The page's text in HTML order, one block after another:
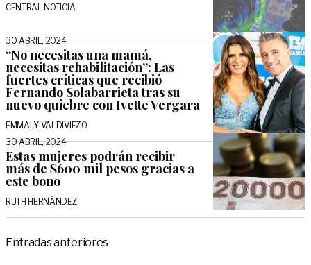
CENTRAL NOTICIA
30 ABRIL, 2024
“No necesitas una mamá,
necesitas rehabilitación”: Las
fuertes críticas que recibió
Fernando Solabarrieta tras su
nuevo quiebre con Ivette Vergara
EMMALY VALDIVIEZO
30 ABRIL, 2024
Estas mujeres podrán recibir
más de $600 mil pesos gracias a
este bono
RUTH HERNÁNDEZ
Navegación
Entradas anteriores